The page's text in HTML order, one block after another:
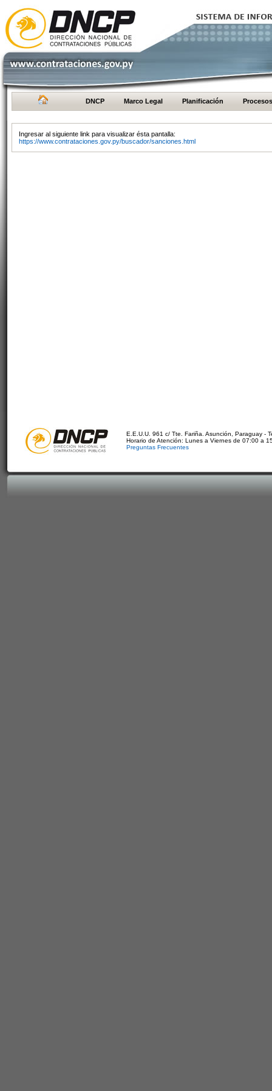
DNCP Marco Legal Planificación Procesos
Ingresar al siguiente link para visualizar ésta pantalla:
https://www.contrataciones.gov.py/buscador/sanciones.html
E.E.U.U. 961 c/ Tte. Fariña. Asunción, Paraguay -
Horario de Atención: Lunes a Viernes de 07:00 a
Preguntas Frecuentes